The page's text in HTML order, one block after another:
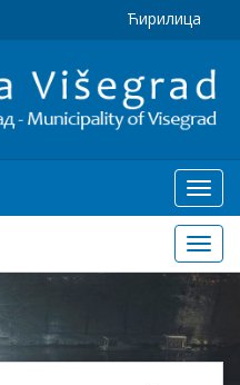
Ћирилица
Glavni
meni